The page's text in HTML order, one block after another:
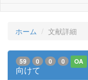
ホーム 文献詳細
59 0 0 0 OA
向けて